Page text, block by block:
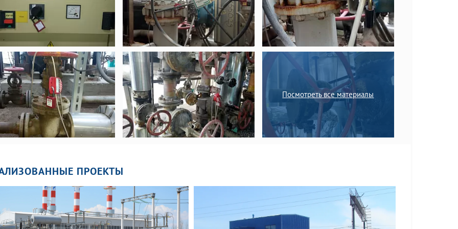
Посмотреть все материалы
ПРОЕКТЫ